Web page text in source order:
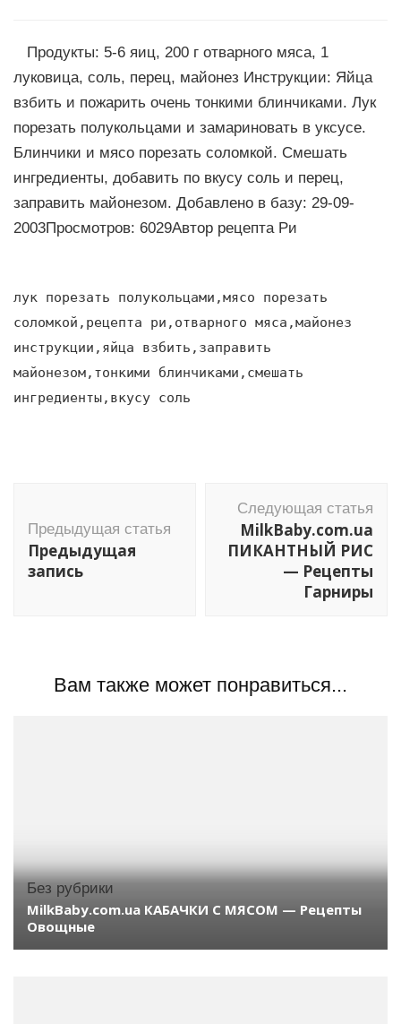
Продукты: 5-6 яиц, 200 г отварного мяса, 1
луковица, соль, перец, майонез Инструкции: Яйца
взбить и пожарить очень тонкими блинчиками. Лук
порезать полукольцами и замариновать в уксусе.
Блинчики и мясо порезать соломкой. Смешать
ингредиенты, добавить по вкусу соль и перец,
заправить майонезом. Добавлено в базу: 29-09-
2003Просмотров: 6029Автор рецепта Ри
лук порезать полукольцами,мясо порезать
соломкой,рецепта ри,отварного мяса,майонез
инструкции,яйца взбить,заправить
майонезом,тонкими блинчиками,смешать
ингредиенты,вкусу соль
по
записям
Предыдущая статья
Предыдущая
запись
Следующая статья
MilkBaby.com.ua
ПИКАНТНЫЙ РИС
— Рецепты
Гарниры
Вам также может понравиться...
Без рубрики
MilkBaby.com.ua КАБАЧКИ С МЯСОМ — Рецепты
Овощные